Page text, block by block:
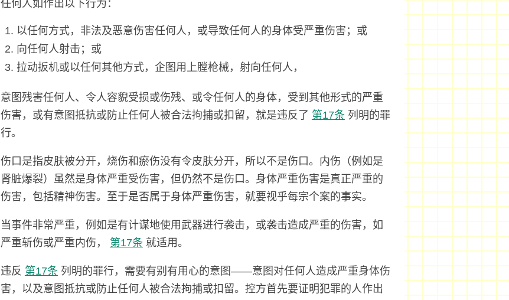
任何人如作出以下行为：
以任何方式，非法及恶意伤害任何人，或导致任何人的身体受严重伤害；或
向任何人射击；或
拉动扳机或以任何其他方式，企图用上膛枪械，射向任何人，
意图残害任何人、令人容貎受损或伤残、或令任何人的身体，受到其他形式的严重
伤害，或有意图抵抗或防止任何人被合法拘捕或扣留，就是违反了 第17条列明的罪
行。
伤口是指皮肤被分开，烧伤和瘀伤没有令皮肤分开，所以不是伤口。内伤（例如是
肾脏爆裂）虽然是身体严重受伤害，但仍然不是伤口。身体严重伤害是真正严重的
伤害，包括精神伤害。至于是否属于身体严重伤害，就要视乎每宗个案的事实。
当事件非常严重，例如是有计谋地使用武器进行袭击，或袭击造成严重的伤害，如
严重斩伤或严重内伤， 第17条就适用。
违反 第17条列明的罪行，需要有别有用心的意图——意图对任何人造成严重身体伤
害，以及意图抵抗或防止任何人被合法拘捕或扣留。控方首先要证明犯罪的人作出